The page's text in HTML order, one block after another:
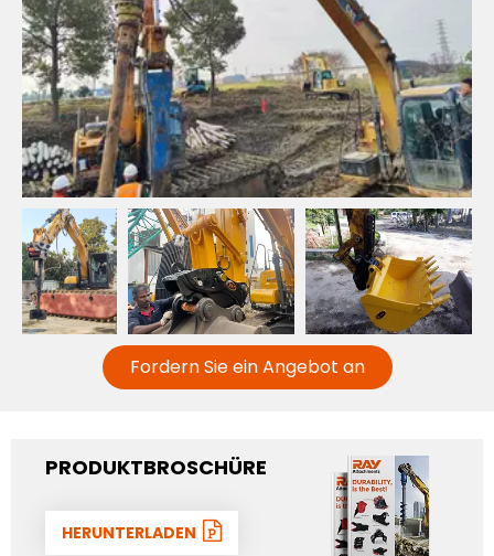
Fordern Sie ein Angebot an
PRODUKTBROSCHÜRE
HERUNTERLADEN